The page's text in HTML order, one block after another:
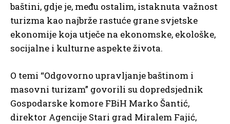
baštini, gdje je, među ostalim, istaknuta važnost
turizma kao najbrže rastuće grane svjetske
ekonomije koja utječe na ekonomske, ekološke,
socijalne i kulturne aspekte života.
O temi “Odgovorno upravljanje baštinom i
masovni turizam” govorili su dopredsjednik
Gospodarske komore FBiH Marko Šantić,
direktor Agencije Stari grad Miralem Fajić,